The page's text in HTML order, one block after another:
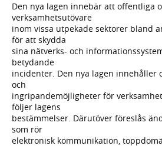
Den nya lagen innebär att offentliga
verksamhetsutövare
inom vissa utpekade sektorer bland
för att skydda
sina nätverks- och
betydande
incidenter. Den nya lagen innehåller
och
ingripandemöjligheter för
följer lagens
bestämmelser. Därutöver föreslås
som rör
elektronisk kommunikation,